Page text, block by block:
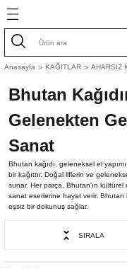
KUTULARI
ALTINLAR
ESERLER
Anasayfa KAĞITLAR AHARSIZ
Bhutan
Gelenekten
Sanat
Bhutan kağıdı, geleneksel el
bir kağıttır. Doğal liflerin ve
sunar. Her parça, Bhutan'ın kültürel
sanat eserlerine hayat verir. Bhutan
eşsiz bir dokunuş sağlar.
SIRALA